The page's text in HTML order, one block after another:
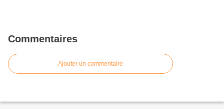
Commentaires
Ajouter un commentaire